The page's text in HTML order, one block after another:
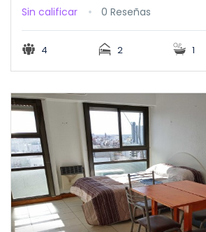
Sin calificar 0 Reseñas
4 2 1